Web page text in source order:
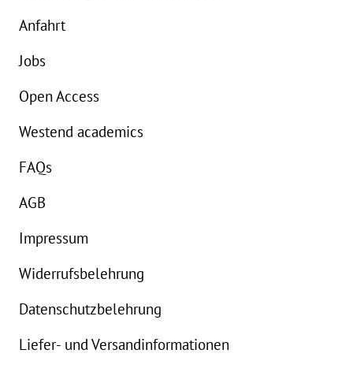
Anfahrt
Jobs
Open Access
Westend academics
FAQs
AGB
Impressum
Widerrufsbelehrung
Datenschutzbelehrung
Liefer- und Versandinformationen